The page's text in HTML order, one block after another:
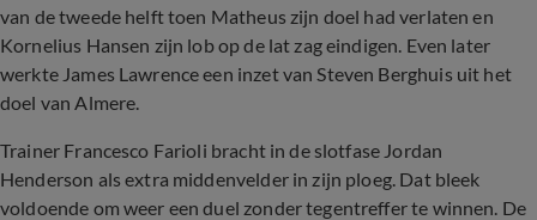
van de tweede helft toen Matheus zijn doel had verlaten en
Kornelius Hansen zijn lob op de lat zag eindigen. Even later
werkte James Lawrence een inzet van Steven Berghuis uit het
doel van Almere.
Trainer Francesco Farioli bracht in de slotfase Jordan
Henderson als extra middenvelder in zijn ploeg. Dat bleek
voldoende om weer een duel zonder tegentreffer te winnen. De